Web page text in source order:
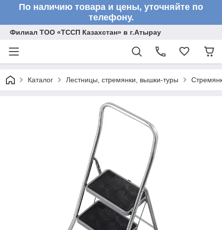
По наличию товара и цены, уточняйте по
телефону.
Филиал ТОО «ТССП Казахстан» в г.Атырау
Каталог Лестницы, стремянки, вышки-туры